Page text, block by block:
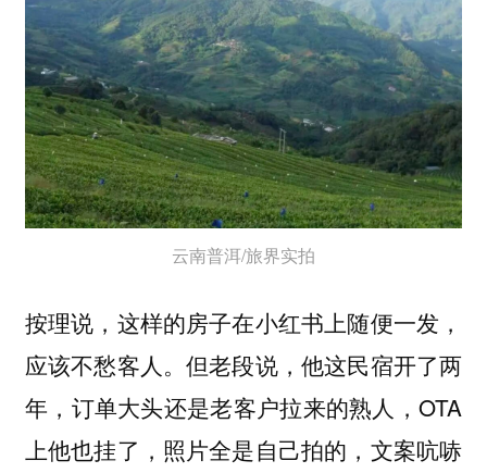
云南普洱/旅界实拍
按理说，这样的房子在小红书上随便一发，
应该不愁客人。但老段说，他这民宿开了两
年，订单大头还是老客户拉来的熟人，OTA
上他也挂了，照片全是自己拍的，文案吭哧